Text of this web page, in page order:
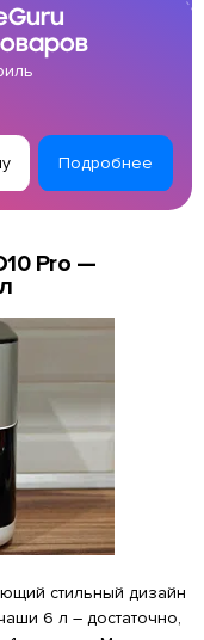
Подробнее
Pro —
стильный дизайн
6 л – достаточно,